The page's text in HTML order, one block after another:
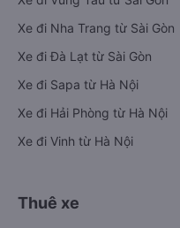
Xe đi Nha Trang từ Sài Gòn
Xe đi Đà Lạt từ Sài Gòn
Xe đi Sapa từ Hà Nội
Xe đi Hải Phòng từ Hà Nội
Xe đi Vinh từ Hà Nội
Thuê xe